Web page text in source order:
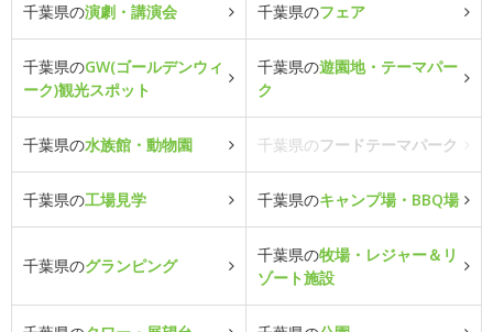
千葉県の演劇・講演会 千葉県のフェア
千葉県のGW(ゴールデンウィ
ーク)観光スポット
千葉県の遊園地・テーマパー
ク
千葉県の水族館・動物園 千葉県のフードテーマパーク
千葉県の工場見学 千葉県のキャンプ場・BBQ場
千葉県のグランピング
千葉県の牧場・レジャー＆リ
ゾート施設